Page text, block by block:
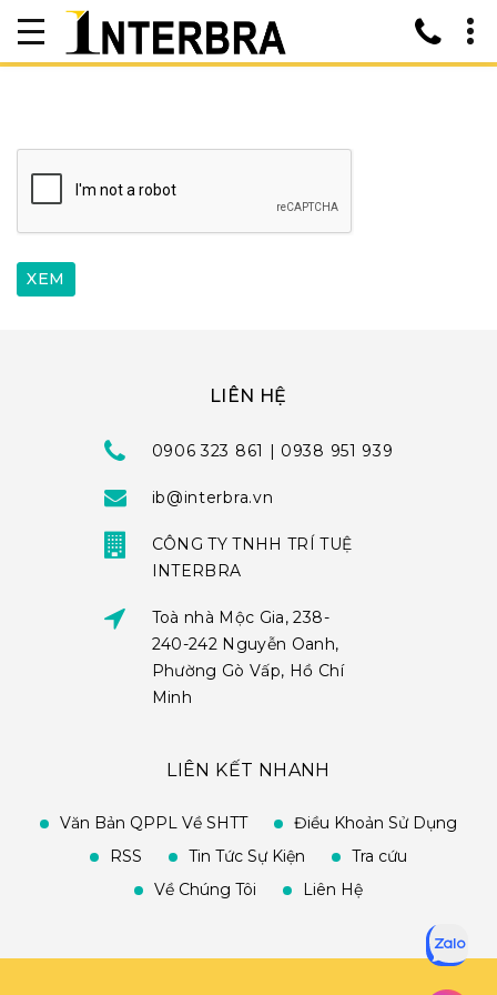
LIÊN HỆ
0906 323 861 | 0938 951 939
ib@interbra.vn
CÔNG TY TNHH TRÍ TUỆ
INTERBRA
Toà nhà Mộc Gia, 238-
240-242 Nguyễn Oanh,
Phường Gò Vấp, Hồ Chí
Minh
LIÊN KẾT NHANH
Văn Bản QPPL Về SHTT
Điều Khoản Sử Dụng
RSS
Tin Tức Sự Kiện
Tra cứu
Về Chúng Tôi
Liên Hệ